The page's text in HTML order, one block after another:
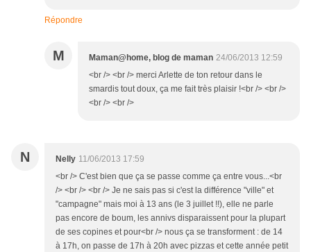
Répondre
M Maman@home, blog de maman 24/06/2013 12:59
<br /> <br /> merci Arlette de ton retour dans le
smardis tout doux, ça me fait très plaisir !<br /> <br />
<br /> <br />
N Nelly 11/06/2013 17:59
<br /> C'est bien que ça se passe comme ça entre vous...<br
/> <br /> <br /> Je ne sais pas si c'est la différence "ville" et
"campagne" mais moi à 13 ans (le 3 juillet !!), elle ne parle
pas encore de boum, les annivs disparaissent pour la plupart
de ses copines et pour<br /> nous ça se transforment : de 14
à 17h, on passe de 17h à 20h avec pizzas et cette année petit